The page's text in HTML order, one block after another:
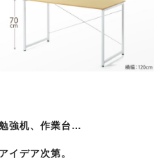
強机、作業台…
イデア次第。